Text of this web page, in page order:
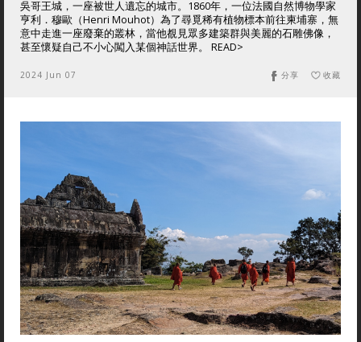
吳哥王城，一座被世人遺忘的城市。1860年，一位法國自然博物學家
亨利．穆歐（Henri Mouhot）為了尋覓稀有植物標本前往柬埔寨，無
意中走進一座廢棄的叢林，當他覩見眾多建築群與美麗的石雕佛像，
甚至懷疑自己不小心闖入某個神話世界。 READ>
2024 Jun 07 收藏
分享